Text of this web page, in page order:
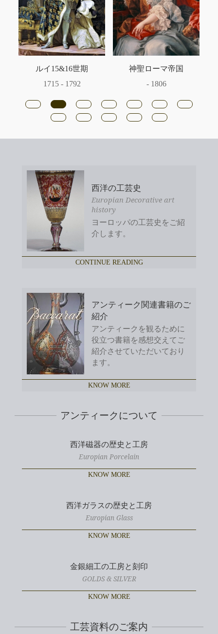
ルイ15&16世期
1715 - 1792
神聖ローマ帝国
- 1806
西洋の工芸史
Europian Decorative art
history
ヨーロッパの工芸史をご紹
介します。
CONTINUE READING
アンティーク関連書籍のご
紹介
アンティークを観るために
役立つ書籍を感想交えてご
紹介させていただいており
ます。
KNOW MORE
アンティークについて
西洋磁器の歴史と工房
Europian Porcelain
KNOW MORE
西洋ガラスの歴史と工房
Europian Glass
KNOW MORE
金銀細工の工房と刻印
GOLDS & SILVER
KNOW MORE
工芸資料のご案内